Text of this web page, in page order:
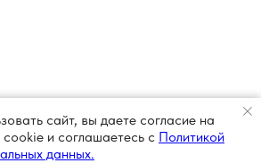
сайт, вы даете согласие на
и соглашаетесь с Политикой
данных.